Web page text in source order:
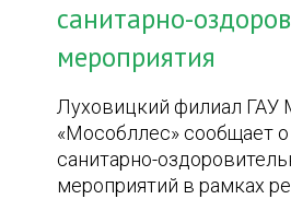
санитарно-
мероприятия
Луховицкий филиал ГАУ
«Мособллес» сообщает
санитарно-
мероприятий в рамках